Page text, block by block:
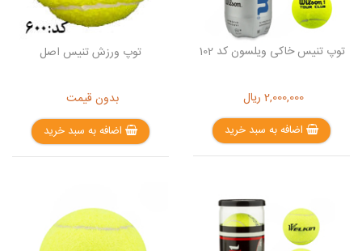
توپ تنیس خاکی ویلسون کد 102
2,000,000 ریال
اضافه به سبد خرید
توپ ورزش تنیس اصل
بدون قیمت
اضافه به سبد خرید